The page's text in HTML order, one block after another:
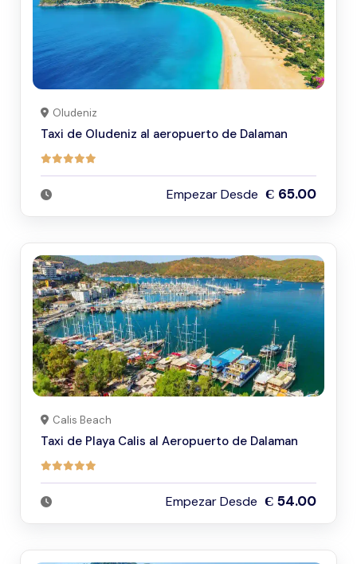
Oludeniz
Taxi de Oludeniz al aeropuerto de Dalaman
Empezar Desde Є 65.00
Calis Beach
Taxi de Playa Calis al Aeropuerto de Dalaman
Empezar Desde Є 54.00